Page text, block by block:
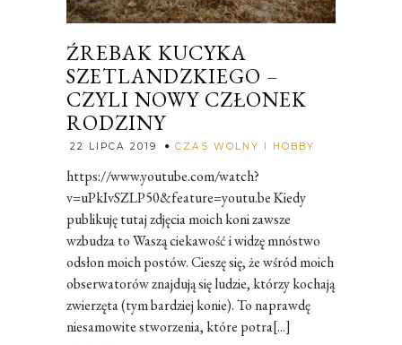
ŹREBAK KUCYKA
SZETLANDZKIEGO –
CZYLI NOWY CZŁONEK
RODZINY
22 LIPCA 2019 CZAS WOLNY I HOBBY
https://www.youtube.com/watch?
v=uPkIvSZLP50&feature=youtu.be Kiedy
publikuję tutaj zdjęcia moich koni zawsze
wzbudza to Waszą ciekawość i widzę mnóstwo
odsłon moich postów. Cieszę się, że wśród moich
obserwatorów znajdują się ludzie, którzy kochają
zwierzęta (tym bardziej konie). To naprawdę
niesamowite stworzenia, które potra[...]